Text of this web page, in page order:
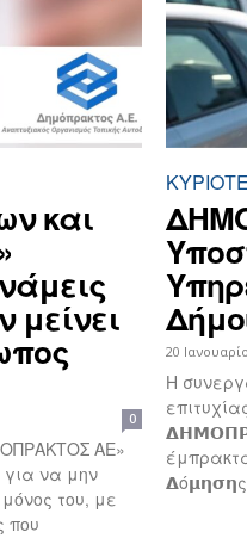
και
μείνει
0
ΑΕ»
για να μην
του, με
που
20
Η
𝝙ό𝝻𝝶𝞂𝝶ς